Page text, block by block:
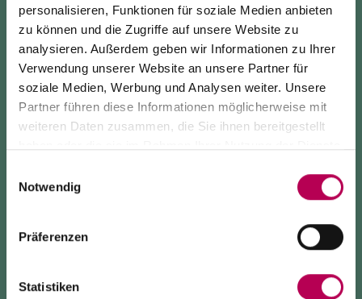
personalisieren, Funktionen für soziale Medien anbieten
zu können und die Zugriffe auf unsere Website zu
analysieren. Außerdem geben wir Informationen zu Ihrer
Verwendung unserer Website an unsere Partner für
soziale Medien, Werbung und Analysen weiter. Unsere
Partner führen diese Informationen möglicherweise mit
weiteren Daten zusammen, die Sie ihnen bereitgestellt
Notwendig
Präferenzen
Statistiken
24. Juli 2026
Die Seilbahn von Monte di Mezzocorona ist
ausschließlich zu Fuß erreichbar
über: den SAT-500-Wanderweg, die Strada delle Longhe
einenAperitifmit lokalen Weinen oder einleichtes
und schnelles Mittagessengenießen.
Hier können Sie auchlokale Produktekaufen, die
Sie mit nach Hause nehmen können.